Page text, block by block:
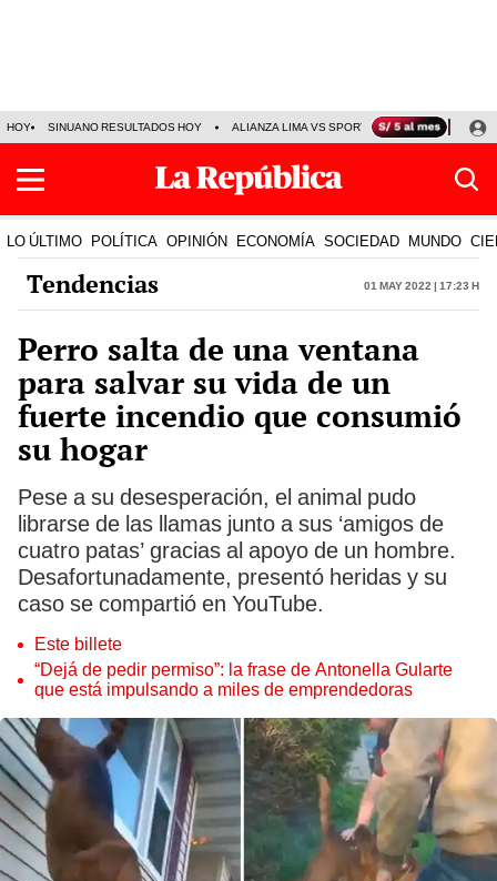
HOY SINUANO RESULTADOS HOY ALIANZA LIMA VS SPORT BOYS JORGE
LO ÚLTIMO POLÍTICA OPINIÓN ECONOMÍA SOCIEDAD MUNDO
Tendencias 01 May 2022 | 17:23 h
Perro salta de una ventana
para salvar su vida de un
fuerte incendio que consumió
su hogar
Pese a su desesperación, el animal pudo
librarse de las llamas junto a sus ‘amigos de
cuatro patas’ gracias al apoyo de un hombre.
Desafortunadamente, presentó heridas y su
caso se compartió en YouTube.
Este billete
“Dejá de pedir permiso”: la frase de Antonella Gularte
que está impulsando a miles de emprendedoras